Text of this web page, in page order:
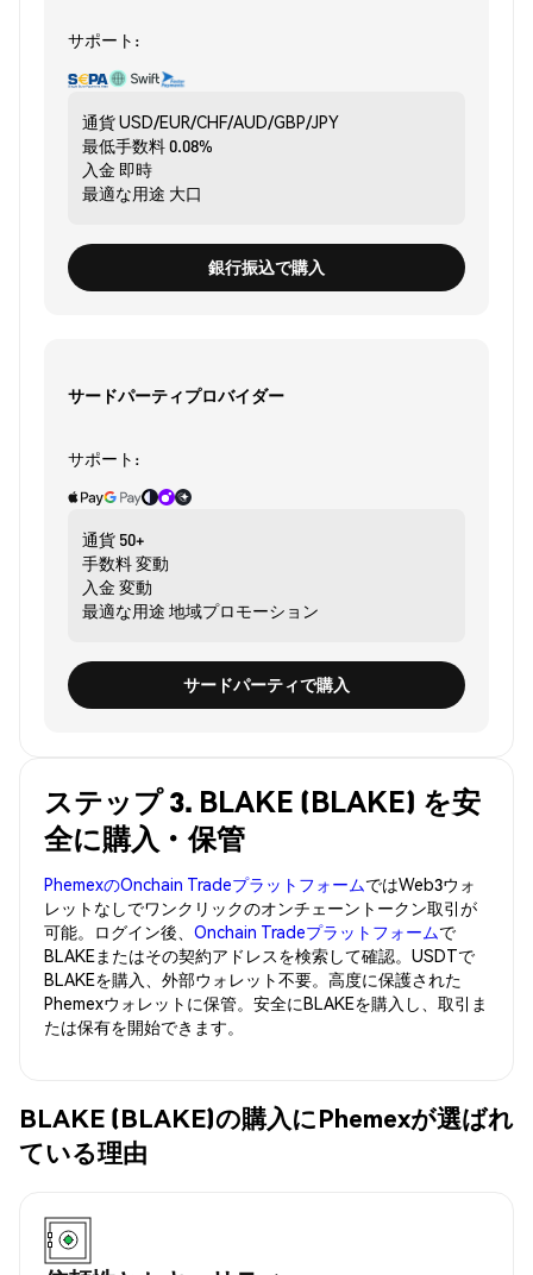
サポート:
通貨USD/EUR/CHF/AUD/GBP/JPY
最低手数料0.08%
入金 即時
最適な用途 大口
銀行振込で購入
サードパーティプロバイダー
サポート:
通貨 50+
手数料変動
入金 変動
最適な用途 地域プロモーション
サードパーティで購入
ステップ 3. BLAKE (BLAKE) を安
全に購入・保管
PhemexのOnchain TradeプラットフォームではWeb3ウォ
レットなしでワンクリックのオンチェーントークン取引が
可能。ログイン後、 Onchain Tradeプラットフォームで
BLAKEまたはその契約アドレスを検索して確認。USDTで
BLAKEを購入、外部ウォレット不要。高度に保護された
Phemexウォレットに保管。安全にBLAKEを購入し、取引ま
たは保有を開始できます。
BLAKE (BLAKE)の購入にPhemexが選ばれ
ている理由